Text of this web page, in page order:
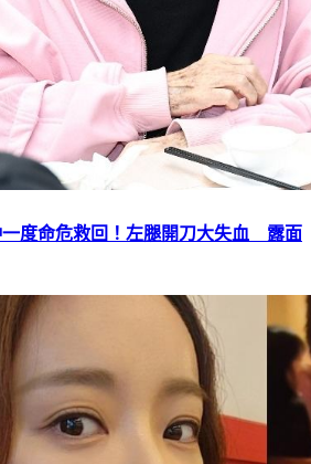
一度命危救回！左腿開刀大失血 露面